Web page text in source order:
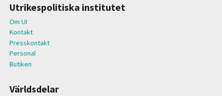
Utrikespolitiska institutet
Om UI
Kontakt
Presskontakt
Personal
Butiken
Världsdelar